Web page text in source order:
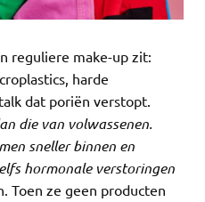
reguliere make-up zit:
harde
dat poriën verstopt.
die van volwassenen.
sneller binnen en
hormonale verstoringen
Toen ze geen producten